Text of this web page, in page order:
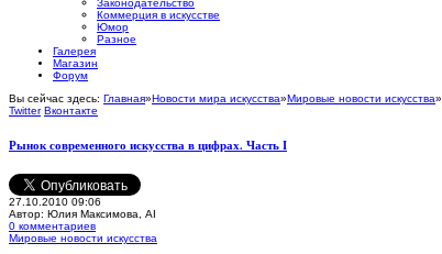
Законодательство
Коммерция в искусстве
Юмор
Разное
Галерея
Магазин
Форум
Вы сейчас здесь: Главная»Новости мира искусства»Мировые новости искусства»
Twitter Вконтакте
Рынок современного искусства в цифрах. Часть I
27.10.2010 09:06
Автор: Юлия Максимова, AI
0 комментариев
Мировые новости искусства